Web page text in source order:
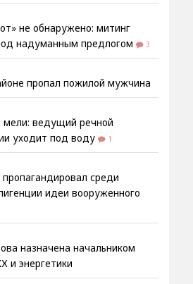
не обнаружено: митинг
надуманным предлогом
3
пропал пожилой мужчина
мели: ведущий речной
уходит под воду
1
среди
идеи вооруженного
назначена начальником
и энергетики